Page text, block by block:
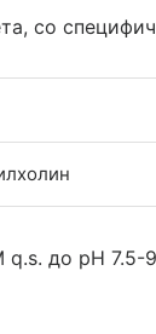
со
до pH